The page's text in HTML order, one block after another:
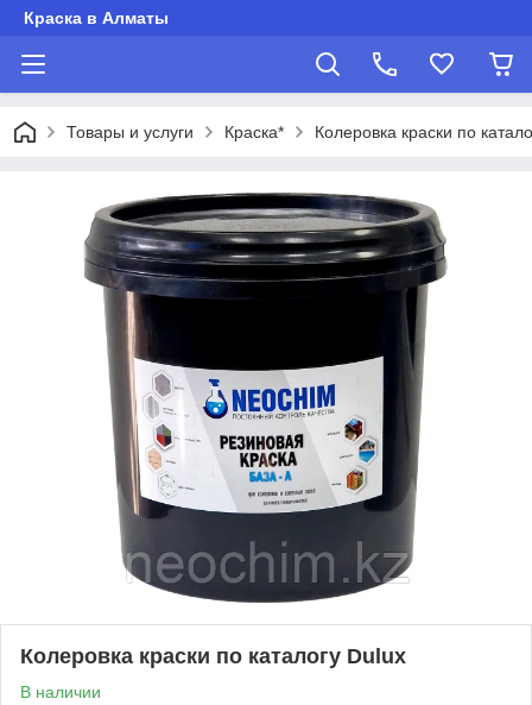
Краска в Алматы
Товары и услуги Краска* Колеровка краски по
Колеровка краски по каталогу Dulux
В наличии